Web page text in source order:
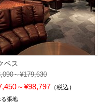
ベス
～¥179,630
～¥98,797 （税込）
る張地